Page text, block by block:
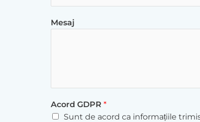
Mesaj
Acord GDPR *
Sunt de acord ca informațiile